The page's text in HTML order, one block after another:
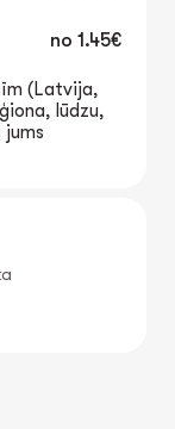
no 1.45€
(Latvija,
lūdzu,